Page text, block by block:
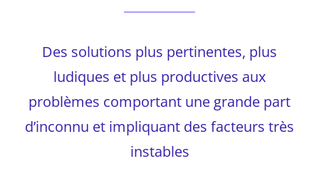
Des solutions plus pertinentes, plus
ludiques et plus productives aux
problèmes comportant une grande part
d’inconnu et impliquant des facteurs très
instables